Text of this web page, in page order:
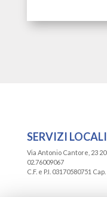
SERVIZI
Via Antonio Cantore, 23
02.76009067
C.F. e P.I. 03170580751